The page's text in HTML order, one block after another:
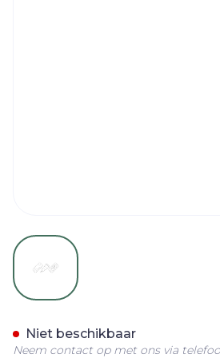
View larger image
Niet beschikbaar
Neem contact op met ons via